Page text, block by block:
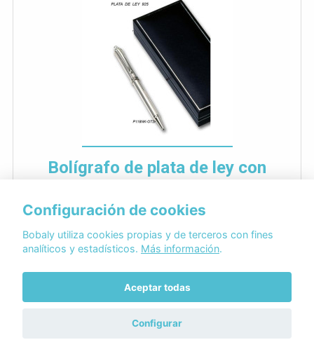
Bolígrafo de plata de ley con
relojeriajoyeria.com
279,00€
Envío gratuito
Entrega en 3 días
Confianza: Excelente
Configuración de cookies
Bobaly utiliza cookies propias y de terceros con fines
analíticos y estadísticos. Más información.
Aceptar todas
Configurar